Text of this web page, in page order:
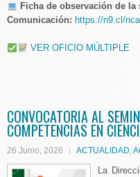
Ficha de observación de
Comunicación: https://n9.cl/
VER OFICIO MÚLTIPLE
CONVOCATORIA AL
COMPETENCIAS EN
26 Junio, 2026 ACTUALIDAD,
La